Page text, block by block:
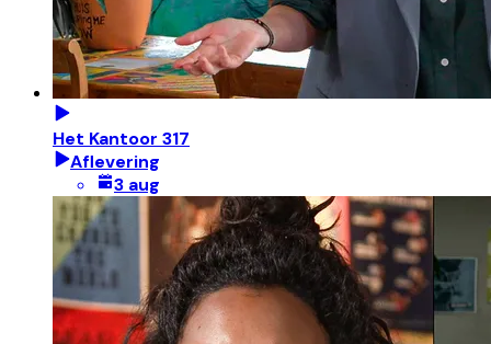
Het Kantoor 317
Aflevering
3 aug